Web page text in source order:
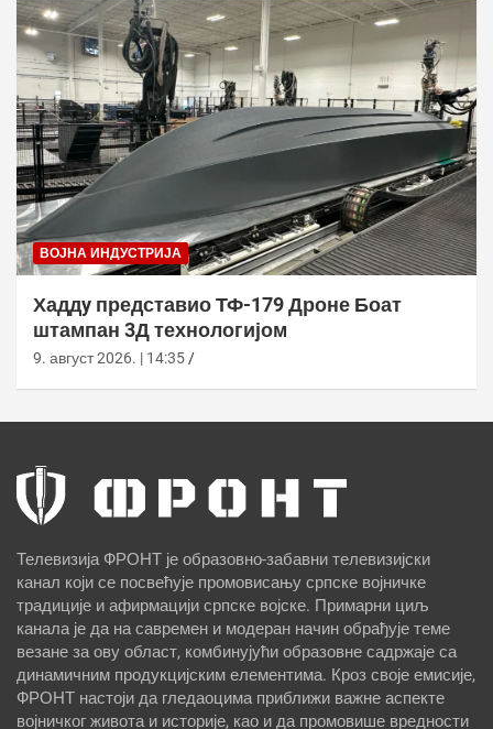
ВОЈНА ИНДУСТРИЈА
Хаддy представио ТФ-179 Дроне Боат
штампан 3Д технологијом
9. август 2026. | 14:35
Телевизија ФРОНТ је образовно-забавни телевизијски
канал који се посвећује промовисању српске војничке
традиције и афирмацији српске војске. Примарни циљ
канала је да на савремен и модеран начин обрађује теме
везане за ову област, комбинујући образовне садржаје са
динамичним продукцијским елементима. Кроз своје емисије,
ФРОНТ настоји да гледаоцима приближи важне аспекте
војничког живота и историје, као и да промовише вредности